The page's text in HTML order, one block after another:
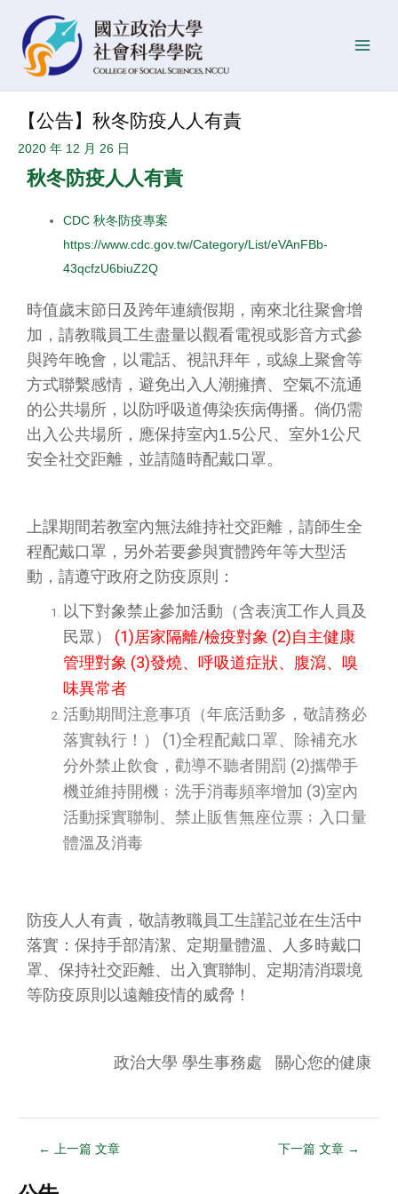
【公告】秋冬防疫人人有責
2020 年 12 月 26 日
秋冬防疫人人有責
CDC 秋冬防疫專案
https://www.cdc.gov.tw/Category/List/eVAnFBb-
43qcfzU6biuZ2Q
時值歲末節日及跨年連續假期，南來北往聚會增
加，請教職員工生盡量以觀看電視或影音方式參
與跨年晚會，以電話、視訊拜年，或線上聚會等
方式聯繫感情，避免出入人潮擁擠、空氣不流通
的公共場所，以防呼吸道傳染疾病傳播。倘仍需
出入公共場所，應保持室內1.5公尺、室外1公尺
安全社交距離，並請隨時配戴口罩。
上課期間若教室內無法維持社交距離，請師生全
程配戴口罩，另外若要參與實體跨年等大型活
動，請遵守政府之防疫原則：
以下對象禁止參加活動（含表演工作人員及
民眾）
(1)居家隔離/檢疫對象 (2)自主健康
管理對象 (3)發燒、呼吸道症狀、腹瀉、嗅
味異常者
活動期間注意事項（年底活動多，敬請務必
落實執行！） (1)全程配戴口罩、除補充水
分外禁止飲食，勸導不聽者開罰 (2)攜帶手
機並維持開機﹔洗手消毒頻率增加 (3)室內
活動採實聯制、禁止販售無座位票﹔入口量
體溫及消毒
防疫人人有責，敬請教職員工生謹記並在生活中
落實：保持手部清潔、定期量體溫、人多時戴口
罩、保持社交距離、出入實聯制、定期清消環境
等防疫原則以遠離疫情的威脅！
政治大學 學生事務處 關心您的健康
navigation
← 上一篇 文章 下一篇 文章 →
佈
日